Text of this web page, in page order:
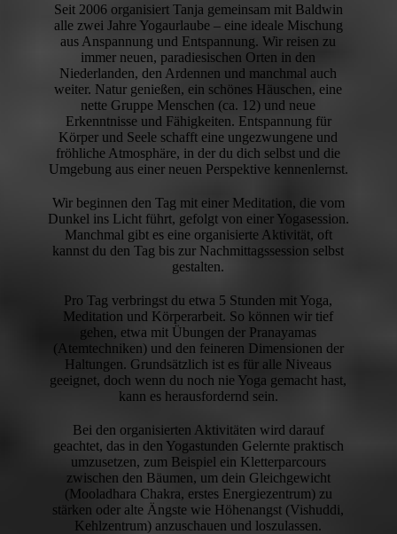
Seit 2006 organisiert Tanja gemeinsam mit Baldwin
alle zwei Jahre Yogaurlaube – eine ideale Mischung
aus Anspannung und Entspannung. Wir reisen zu
immer neuen, paradiesischen Orten in den
Niederlanden, den Ardennen und manchmal auch
weiter. Natur genießen, ein schönes Häuschen, eine
nette Gruppe Menschen (ca. 12) und neue
Erkenntnisse und Fähigkeiten. Entspannung für
Körper und Seele schafft eine ungezwungene und
fröhliche Atmosphäre, in der du dich selbst und die
Umgebung aus einer neuen Perspektive kennenlernst.
Wir beginnen den Tag mit einer Meditation, die vom
Dunkel ins Licht führt, gefolgt von einer Yogasession.
Manchmal gibt es eine organisierte Aktivität, oft
kannst du den Tag bis zur Nachmittagssession selbst
gestalten.
Pro Tag verbringst du etwa 5 Stunden mit Yoga,
Meditation und Körperarbeit. So können wir tief
gehen, etwa mit Übungen der Pranayamas
(Atemtechniken) und den feineren Dimensionen der
Haltungen. Grundsätzlich ist es für alle Niveaus
geeignet, doch wenn du noch nie Yoga gemacht hast,
kann es herausfordernd sein.
Bei den organisierten Aktivitäten wird darauf
geachtet, das in den Yogastunden Gelernte praktisch
umzusetzen, zum Beispiel ein Kletterparcours
zwischen den Bäumen, um dein Gleichgewicht
(Mooladhara Chakra, erstes Energiezentrum) zu
stärken oder alte Ängste wie Höhenangst (Vishuddi,
Kehlzentrum) anzuschauen und loszulassen.